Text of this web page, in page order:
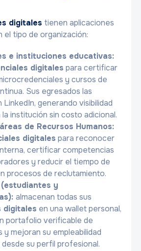
digitales tienen aplicaciones
el tipo de organización:
e instituciones educativas:
digitales para certificar
y cursos de
Sus egresados las
generando visibilidad
institución sin costo adicional.
de Recursos Humanos:
digitales para reconocer
certificar competencias
y reducir el tiempo de
procesos de reclutamiento.
y
almacenan todas sus
digitales en una wallet personal,
portafolio verificable de
y mejoran su empleabilidad
su perfil profesional.